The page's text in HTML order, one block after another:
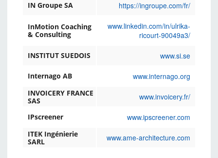
IN Groupe SA https://ingroupe.com/fr/
InMotion Coaching
& Consulting
www.linkedin.com/in/ulrika-
ricourt-90049a3/
INSTITUT SUEDOIS www.si.se
Internago AB www.internago.org
INVOICERY FRANCE
SAS www.invoicery.fr/
IPscreener www.ipscreener.com
ITEK Ingénierie
SARL www.ame-architecture.com